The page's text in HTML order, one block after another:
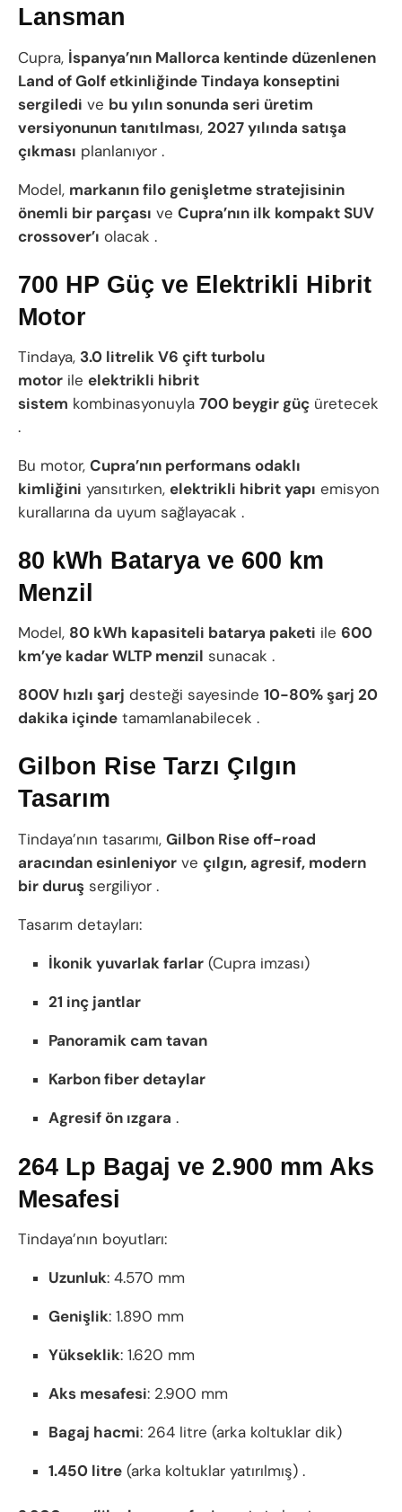
Lansman
Cupra, İspanya’nın Mallorca kentinde düzenlenen
Land of Golf etkinliğinde Tindaya konseptini
sergiledi ve bu yılın sonunda seri üretim
versiyonunun tanıtılması, 2027 yılında satışa
çıkması planlanıyor .
Model, markanın filo genişletme stratejisinin
önemli bir parçası ve Cupra’nın ilk kompakt SUV
crossover’ı olacak .
700 HP Güç ve Elektrikli Hibrit
Motor
Tindaya, 3.0 litrelik V6 çift turbolu
motor ile elektrikli hibrit
sistem kombinasyonuyla 700 beygir güç üretecek
.
Bu motor, Cupra’nın performans odaklı
kimliğini yansıtırken, elektrikli hibrit yapı emisyon
kurallarına da uyum sağlayacak .
80 kWh Batarya ve 600 km
Menzil
Model, 80 kWh kapasiteli batarya paketi ile 600
km’ye kadar WLTP menzil sunacak .
800V hızlı şarj desteği sayesinde 10-80% şarj 20
dakika içinde tamamlanabilecek .
Gilbon Rise Tarzı Çılgın
Tasarım
Tindaya’nın tasarımı, Gilbon Rise off-road
aracından esinleniyor ve çılgın, agresif, modern
bir duruş sergiliyor .
Tasarım detayları:
İkonik yuvarlak farlar (Cupra imzası)
21 inç jantlar
Panoramik cam tavan
Karbon fiber detaylar
Agresif ön ızgara .
264 Lp Bagaj ve 2.900 mm Aks
Mesafesi
Tindaya’nın boyutları:
Uzunluk: 4.570 mm
Genişlik: 1.890 mm
Yükseklik: 1.620 mm
Aks mesafesi: 2.900 mm
Bagaj hacmi: 264 litre (arka koltuklar dik)
1.450 litre (arka koltuklar yatırılmış) .